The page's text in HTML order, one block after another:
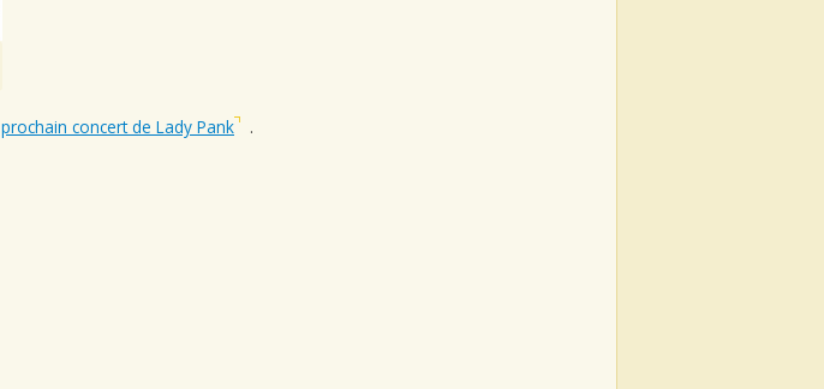
prochain concert de Lady Pank .